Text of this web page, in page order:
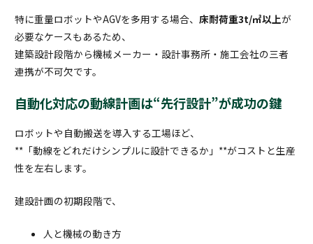
特に重量ロボットやAGVを多用する場合、床耐荷重3t/㎡以上が
必要なケースもあるため、
建築設計段階から機械メーカー・設計事務所・施工会社の三者
連携が不可欠です。
自動化対応の動線計画は“先行設計”が成功の鍵
ロボットや自動搬送を導入する工場ほど、
**「動線をどれだけシンプルに設計できるか」**がコストと生産
性を左右します。
建設計画の初期段階で、
人と機械の動き方